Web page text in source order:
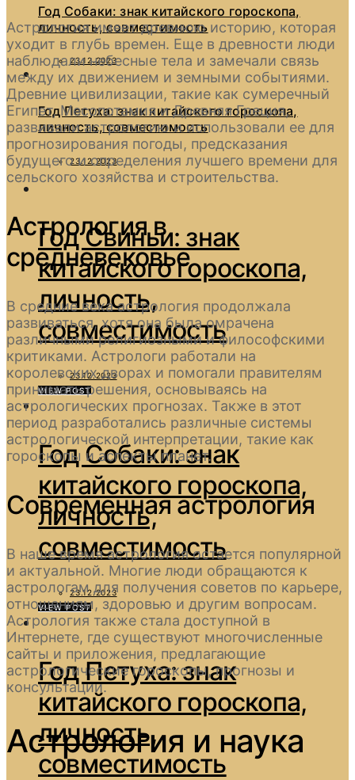
Год Собаки: знак китайского гороскопа,
личность, совместимость
23.12.2023
Год Петуха: знак китайского гороскопа,
личность, совместимость
23.12.2023
Год Свиньи: знак
китайского гороскопа,
личность,
совместимость
23.12.2023
VIEW POST
Год Собаки: знак
китайского гороскопа,
личность,
совместимость
23.12.2023
VIEW POST
Год Петуха: знак
китайского гороскопа,
личность,
совместимость
Астрология имеет древнюю историю, которая
уходит в глубь времен. Еще в древности люди
наблюдали небесные тела и замечали связь
между их движением и земными событиями.
Древние цивилизации, такие как сумеречный
Египет, Месопотамия и Древняя Греция,
развивали астрологию и использовали ее для
прогнозирования погоды, предсказания
будущего и определения лучшего времени для
сельского хозяйства и строительства.
Астрология в
средневековье
В средние века астрология продолжала
развиваться, хотя она была омрачена
различными религиозными и философскими
критиками. Астрологи работали на
королевских дворах и помогали правителям
принимать решения, основываясь на
астрологических прогнозах. Также в этот
период разработались различные системы
астрологической интерпретации, такие как
гороскопы и аспекты планет.
Современная астрология
В наше время астрология остается популярной
и актуальной. Многие люди обращаются к
астрологам для получения советов по карьере,
отношениям, здоровью и другим вопросам.
Астрология также стала доступной в
Интернете, где существуют многочисленные
сайты и приложения, предлагающие
астрологические гороскопы, прогнозы и
консультации.
Астрология и наука